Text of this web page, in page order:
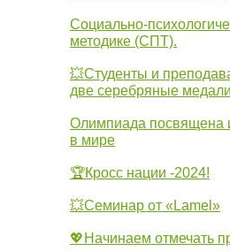
Социально-
методике (СПТ).
💥Студенты и
две серебряные
Олимпиада посвящена
в мире
🏆Кросс нации -2024!
💥Семинар от «Lamel»
💖Начинаем отмечать